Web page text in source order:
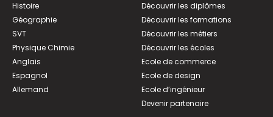
Histoire
Géographie
SVT
Physique Chimie
Anglais
Espagnol
Allemand
Découvrir les diplômes
Découvrir les formations
Découvrir les métiers
Découvrir les écoles
Ecole de commerce
Ecole de design
Ecole d’ingénieur
Devenir partenaire